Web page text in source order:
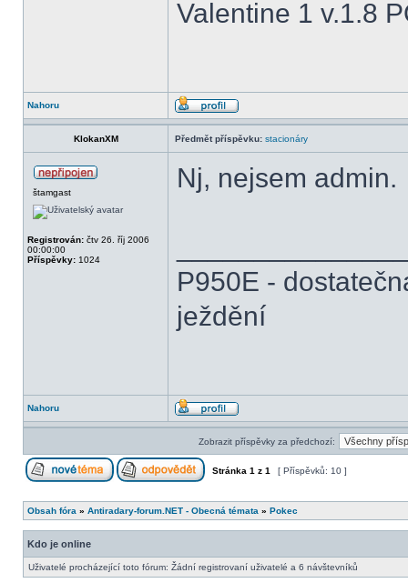
Valentine 1 v.1.8
Nahoru
KlokanXM Předmět příspěvku: stacionáry
štamgast
Registrován: čtv 26. říj 2006
00:00:00
Příspěvky: 1024
Nj, nejsem admin.
P950E -
ježdění
Nahoru
Zobrazit příspěvky za předchozí:
Stránka 1 z 1 [ Příspěvků: 10 ]
Obsah fóra » Antiradary-forum.NET - Obecná témata » Pokec
Kdo je online
Uživatelé procházející toto fórum: Žádní registrovaní uživatelé a 6 návštevníků